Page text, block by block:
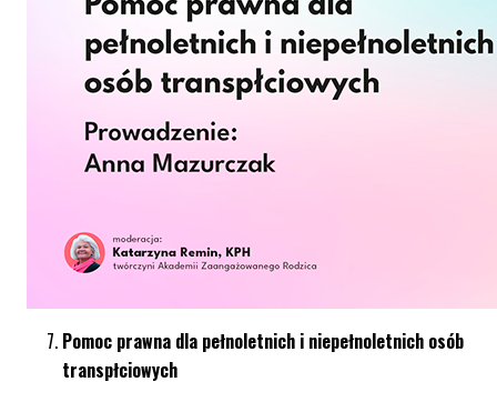
Pomoc prawna dla pełnoletnich i niepełnoletnich osób
transpłciowych